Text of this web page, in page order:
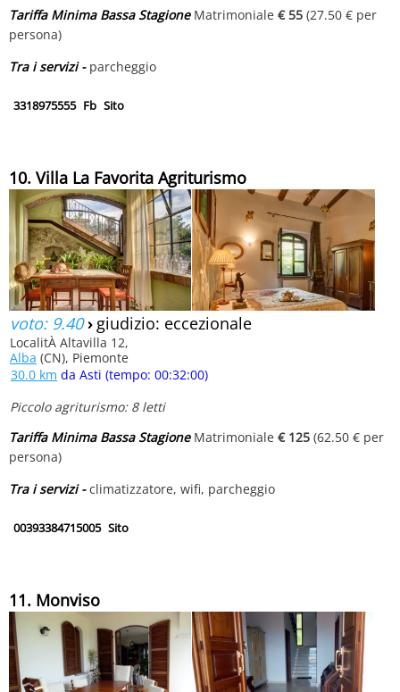
Tariffa Minima Bassa StagioneMatrimoniale € 55 (27.50 € per
persona)
Tra i servizi - parcheggio
3318975555 Fb Sito
10. Villa La Favorita Agriturismo
voto: 9.40› giudizio: eccezionale
LocalitÀ Altavilla 12,
Alba (CN), Piemonte
30.0 km da Asti (tempo: 00:32:00)
Piccolo agriturismo: 8 letti
Tariffa Minima Bassa StagioneMatrimoniale € 125 (62.50 € per
persona)
Tra i servizi -climatizzatore, wifi, parcheggio
00393384715005 Sito
11. Monviso